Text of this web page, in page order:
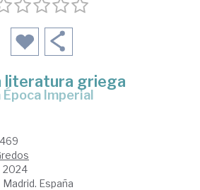
literatura griega
Época Imperial
2024
Madrid. España